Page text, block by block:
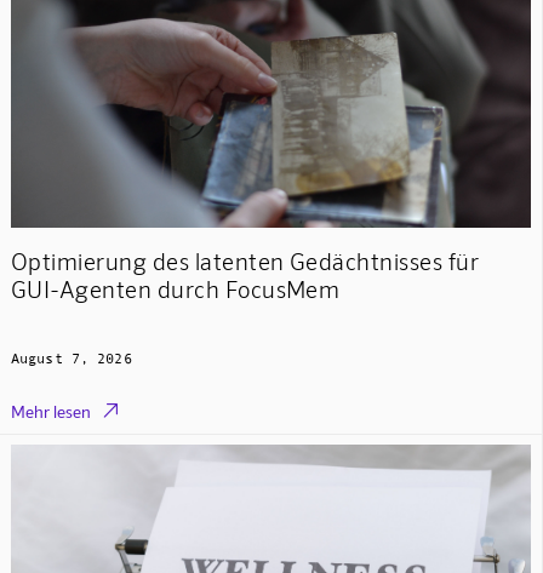
Optimierung des latenten Gedächtnisses für
GUI-Agenten durch FocusMem
August 7, 2026
Mehr lesen 